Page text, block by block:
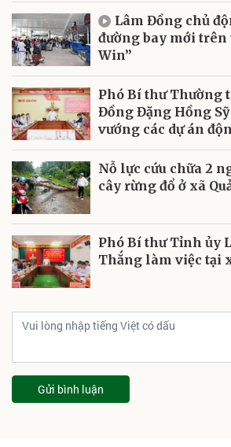
Lâm Đồng chủ
đường bay mới
Win”
Phó Bí thư Thường
Đồng Đặng Hồng
vướng các dự án
Nỗ lực cứu chữa 2
cây rừng đổ ở xã
Phó Bí thư Tỉnh ủy
Thắng làm việc tại
Gửi bình luận